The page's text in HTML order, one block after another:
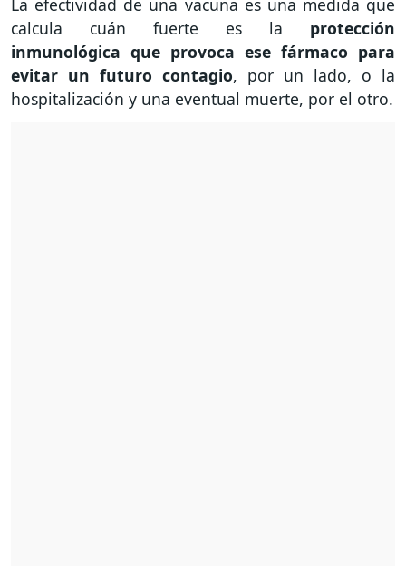
La efectividad de una vacuna es una medida que
calcula cuán fuerte es la protección
inmunológica que provoca ese fármaco para
evitar un futuro contagio, por un lado, o la
hospitalización y una eventual muerte, por el otro.